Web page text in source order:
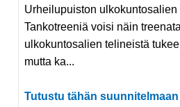
Urheilupuiston ulkokuntosalien
Tankotreeniä voisi näin
ulkokuntosalien telineistä
mutta ka...
Tutustu tähän suunnitelmaan